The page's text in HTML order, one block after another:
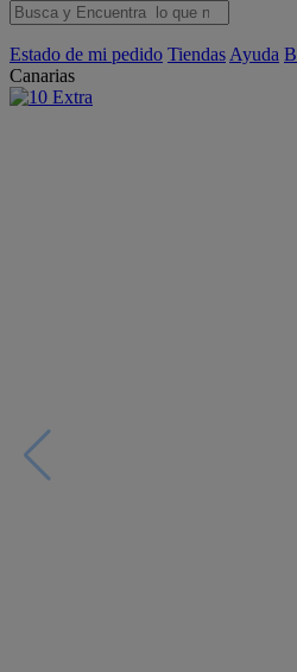
Estado de mi pedido Tiendas Ayuda
Canarias